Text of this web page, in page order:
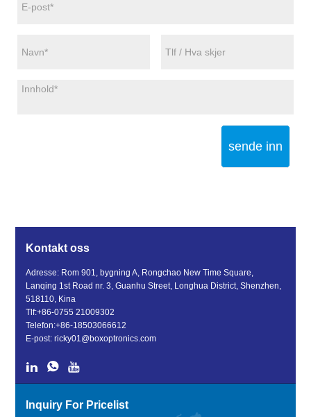
sende inn
Kontakt oss
Adresse: Rom 901, bygning A, Rongchao New Time Square,
Lanqing 1st Road nr. 3, Guanhu Street, Longhua District, Shenzhen,
518110, Kina
Tlf:+86-0755 21009302
Telefon:+86-18503066612
E-post:ricky01@boxoptronics.com
Inquiry For Pricelist